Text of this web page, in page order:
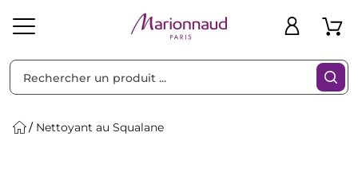
Nettoyant au Squalane
Filtres